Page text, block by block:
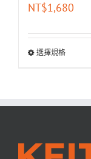
NT$1,680
選擇規格